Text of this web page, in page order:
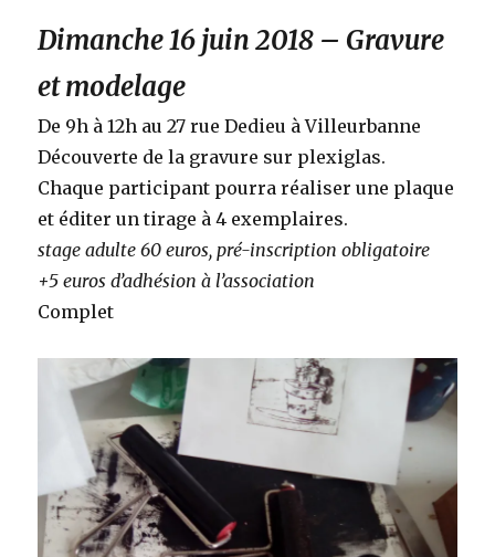
Dimanche 16 juin 2018 – Gravure
et modelage
De 9h à 12h au 27 rue Dedieu à Villeurbanne
Découverte de la gravure sur plexiglas.
Chaque participant pourra réaliser une plaque
et éditer un tirage à 4 exemplaires.
stage adulte 60 euros, pré-inscription obligatoire
+5 euros d’adhésion à l’association
Complet